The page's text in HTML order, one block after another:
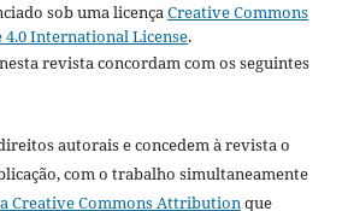
sob uma licençaCreative Commons
International License.
revista concordam com os seguintes
autorais e concedem à revista o
com o trabalho simultaneamente
Creative Commons Attributionque